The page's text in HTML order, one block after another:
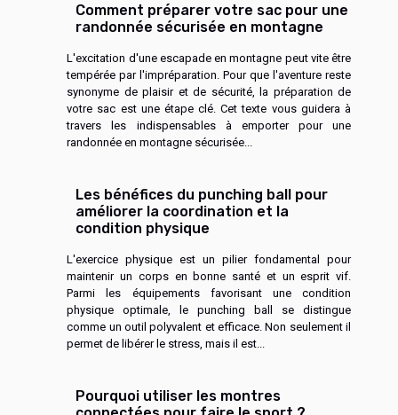
Comment préparer votre sac pour une
randonnée sécurisée en montagne
L'excitation d'une escapade en montagne peut vite être
tempérée par l'impréparation. Pour que l'aventure reste
synonyme de plaisir et de sécurité, la préparation de
votre sac est une étape clé. Cet texte vous guidera à
travers les indispensables à emporter pour une
randonnée en montagne sécurisée...
Les bénéfices du punching ball pour
améliorer la coordination et la
condition physique
L'exercice physique est un pilier fondamental pour
maintenir un corps en bonne santé et un esprit vif.
Parmi les équipements favorisant une condition
physique optimale, le punching ball se distingue
comme un outil polyvalent et efficace. Non seulement il
permet de libérer le stress, mais il est...
Pourquoi utiliser les montres